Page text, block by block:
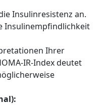
Insulinresistenz an.
Insulinempfindlichkeit
Ihrer
IR-Index deutet